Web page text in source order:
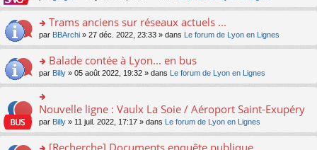
e
nt
pl
u
s
e
nt
o
lu
le
pl
u
s
c
nt
g
e
n
lu
le
pl
u
s
c
e
le
m
e
a
g
e
n
o
lu
n
ult
er
le
m
e
s
g
e
n
o
o
n
ult
er
le
m
e
s
Trams anciens sur réseaux actuels ...
par BBArchi » 27 déc. 2022, 23:33 » dans Le forum de Lyon en Lignes
o
n
s
ult
er
le
m
e
Balade contée à Lyon... en bus
par Billy » 05 août 2022, 19:32 » dans Le forum de Lyon en Lignes
o
n
Nouvelle ligne : Vaulx La Soie / Aéroport Saint-Exupéry
par Billy » 11 juil. 2022, 17:17 » dans Le forum de Lyon en Lignes